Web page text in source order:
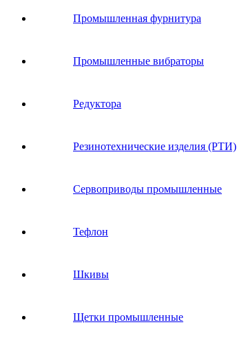
Промышленная фурнитура
Промышленные вибраторы
Редуктора
Резинотехнические изделия (РТИ)
Сервоприводы промышленные
Тефлон
Шкивы
Щетки промышленные